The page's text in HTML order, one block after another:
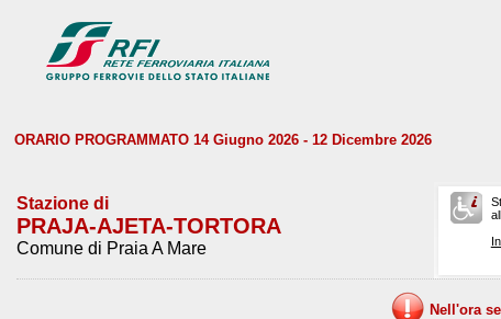
ORARIO PROGRAMMATO 14 Giugno 2026 - 12 Dicembre 2026
Stazione di
PRAJA-AJETA-TORTORA
Comune di Praia A Mare
Nell'ora